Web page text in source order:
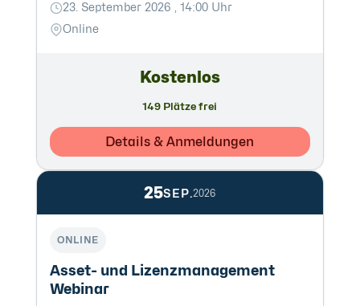
23. September 2026 , 14:00 Uhr
Online
Kostenlos
149 Plätze frei
Details & Anmeldungen
25SEP.2026
ONLINE
Asset- und Lizenzmanagement
Webinar